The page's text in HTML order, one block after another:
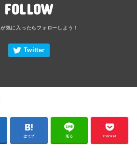
FOLLOW
はてブ 送る Pocket